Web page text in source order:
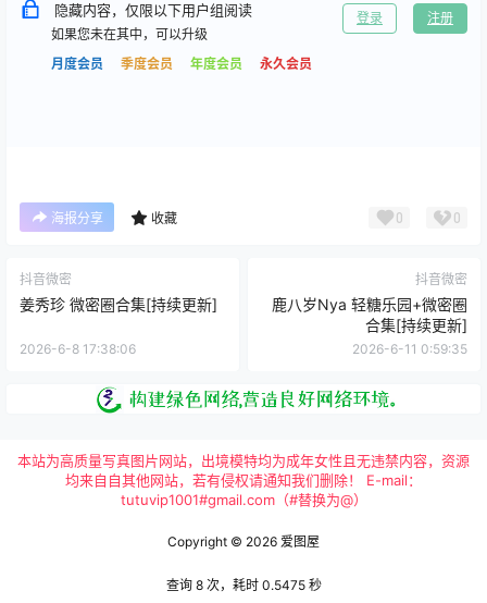
隐藏内容，仅限以下用户组阅读
如果您未在其中，可以升级
月度会员
季度会员 年度会员 永久会员
登录 注册
海报分享 收藏 0 0
抖音微密
姜秀珍 微密圈合集[持续更新]
2026-6-8 17:38:06
抖音微密
鹿八岁Nya 轻糖乐园+微密圈
合集[持续更新]
2026-6-11 0:59:35
本站为高质量写真图片网站，出境模特均为成年女性且无违禁内容，资源
均来自自其他网站，若有侵权请通知我们删除！ E-mail：
tutuvip1001#gmail.com（#替换为@）
Copyright © 2026 爱图屋
查询 8 次，耗时 0.5475 秒